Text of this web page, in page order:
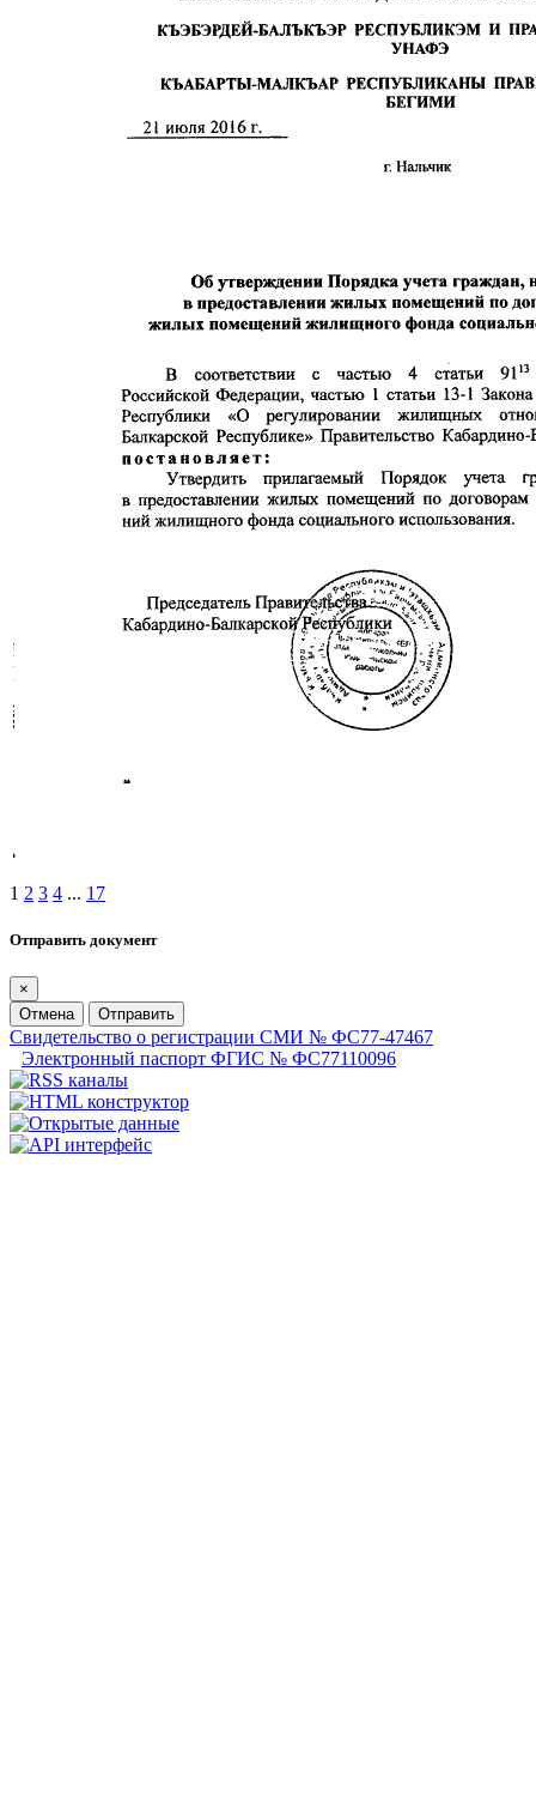
1 2 3 4 ... 17
Отправить документ
×
Отмена
Отправить
Свидетельство о регистрации СМИ № ФС77-47467
Электронный паспорт ФГИС № ФС77110096